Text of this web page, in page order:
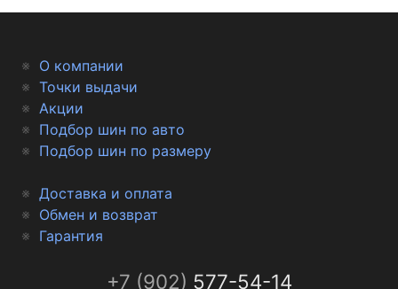
О компании
Точки выдачи
Акции
Подбор шин по авто
Подбор шин по размеру
Доставка и оплата
Обмен и возврат
Гарантия
+7 (902) 577-54-14